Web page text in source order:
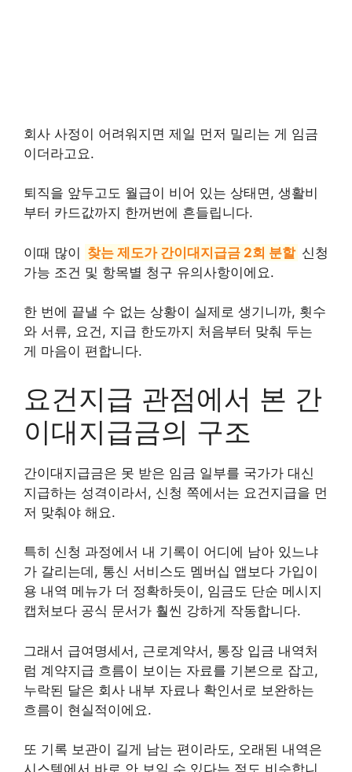
회사 사정이 어려워지면 제일 먼저 밀리는 게 임금
이더라고요.
퇴직을 앞두고도 월급이 비어 있는 상태면, 생활비
부터 카드값까지 한꺼번에 흔들립니다.
이때 많이 찾는 제도가 간이대지급금 2회 분할 신청
가능 조건 및 항목별 청구 유의사항이에요.
한 번에 끝낼 수 없는 상황이 실제로 생기니까, 횟수
와 서류, 요건, 지급 한도까지 처음부터 맞춰 두는
게 마음이 편합니다.
요건지급 관점에서 본 간
이대지급금의 구조
간이대지급금은 못 받은 임금 일부를 국가가 대신
지급하는 성격이라서, 신청 쪽에서는 요건지급을 먼
저 맞춰야 해요.
특히 신청 과정에서 내 기록이 어디에 남아 있느냐
가 갈리는데, 통신 서비스도 멤버십 앱보다 가입이
용 내역 메뉴가 더 정확하듯이, 임금도 단순 메시지
캡처보다 공식 문서가 훨씬 강하게 작동합니다.
그래서 급여명세서, 근로계약서, 통장 입금 내역처
럼 계약지급 흐름이 보이는 자료를 기본으로 잡고,
누락된 달은 회사 내부 자료나 확인서로 보완하는
흐름이 현실적이에요.
또 기록 보관이 길게 남는 편이라도, 오래된 내역은
시스템에서 바로 안 보일 수 있다는 점도 비슷합니